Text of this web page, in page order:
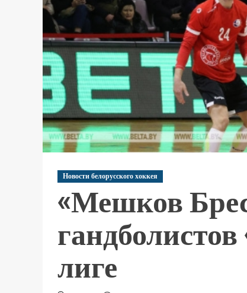
Новости белорусского хоккея
«Мешков
лиге